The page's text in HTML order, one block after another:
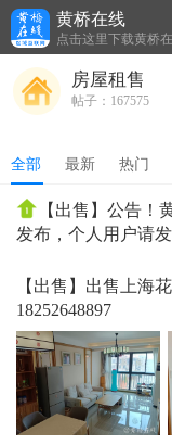
黄桥在线
点击这里下载黄桥
房屋租售
帖子：167575
全部 最新 热门
【出售】公告！
发布，个人用户请
【出售】出售上海
18252648897